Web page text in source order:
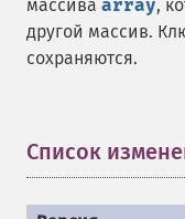
массива array,
другой массив.
сохраняются.
Список